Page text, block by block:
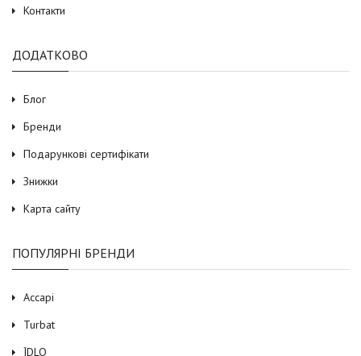
Контакти
ДОДАТКОВО
Блог
Бренди
Подарункові сертифікати
Знижки
Карта сайту
ПОПУЛЯРНІ БРЕНДИ
Accapi
Turbat
ЇDLO